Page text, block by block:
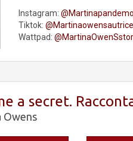
Instagram:
Tiktok: @Martinaowensautrice
Wattpad:
a secret.
Owens